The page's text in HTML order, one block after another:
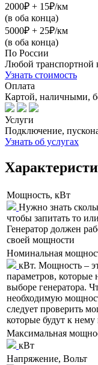
2000₽ + 15₽/км
(в оба конца)
5000₽ + 25₽/км
(в оба конца)
По России
Любой транспортной
Узнать стоимость
Оплата
Картой, наличными,
Услуги
Подключение,
Узнать об услугах
Мощность, кВт
Нужно знать
чтобы запитать то
Генератор должен
своей мощности
Номинальная
кВт. Мощность –
параметров,
выборе генератора.
необходимую
следует проверить
которые будут к нему
Максимальная
кВт
Напряжение, Вольт